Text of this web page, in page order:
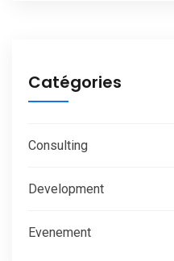
Catégories
Consulting
Development
Evenement